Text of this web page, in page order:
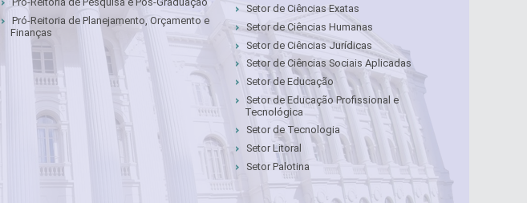
Pró-Reitoria de Planejamento, Orçamento e
Finanças
Setor de Ciências Exatas
Setor de Ciências Humanas
Setor de Ciências Jurídicas
Setor de Ciências Sociais Aplicadas
Setor de Educação
Setor de Educação Profissional e
Tecnológica
Setor de Tecnologia
Setor Litoral
Setor Palotina